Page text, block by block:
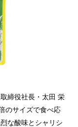
締役社長・太田 栄
のサイズで食べ応
な酸味とシャリシ